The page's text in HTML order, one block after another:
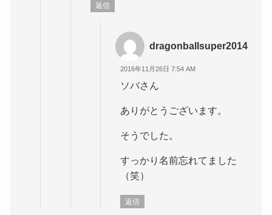
返信
dragonballsuper2014
2016年11月26日 7:54 AM
ソバさん
ありがとうございます。
そうでした。
すっかり名前忘れてました
（笑）
返信